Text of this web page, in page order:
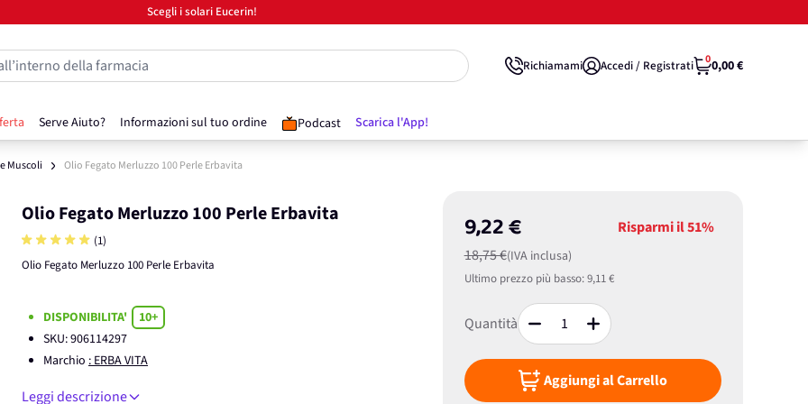
Scegli i solari Eucerin!
Serve Aiuto? Informazioni sul tuo ordine Podcast Scarica l'App!
della farmacia Richiamami Accedi / Registrati 00,00 €
Muscoli Olio Fegato Merluzzo 100 Perle Erbavita
Olio Fegato Merluzzo 100 Perle Erbavita
(1)
Olio Fegato Merluzzo 100 Perle Erbavita
9,22 €
18,75 €(IVA inclusa)
Risparmi il51%
Ultimo prezzo più basso:9,11 €
Quantità
Aggiungi al Carrello
DISPONIBILITA'
10+
SKU:906114297
Marchio : ERBA VITA
Leggi descrizione